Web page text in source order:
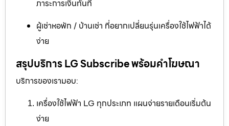
ภาระการเงินทันที
ผู้เช่าหอพัก / บ้านเช่า ที่อยากเปลี่ยนรุ่นเครื่องใช้ไฟฟ้าได้
ง่าย
สรุปบริการ LG Subscribe พร้อมคำโฆษณา
บริการของเรามอบ:
เครื่องใช้ไฟฟ้า LG ทุกประเภท แผนจ่ายรายเดือนเริ่มต้น
ง่าย